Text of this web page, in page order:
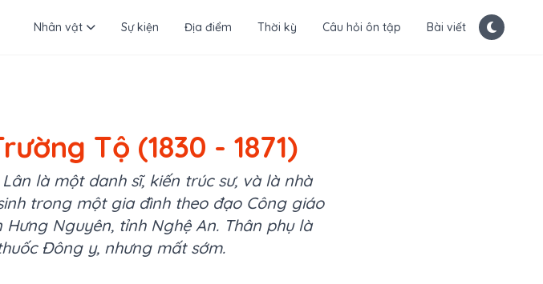
Nhân vật Sự kiện Địa điểm Thời kỳ Câu hỏi ôn tập Bài viết
Tộ (1830 - 1871)
là một danh sĩ, kiến trúc sư, và là nhà
trong một gia đình theo đạo Công giáo
Nguyên, tỉnh Nghệ An. Thân phụ là
Đông y, nhưng mất sớm.